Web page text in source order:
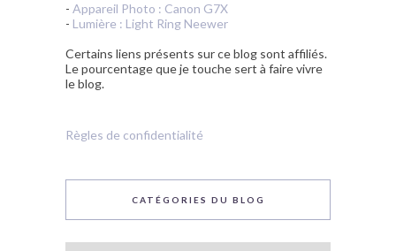
- Appareil Photo : Canon G7X
- Lumière : Light Ring Neewer
Certains liens présents sur ce blog sont affiliés.
Le pourcentage que je touche sert à faire vivre
le blog.
Règles de confidentialité
CATÉGORIES DU BLOG